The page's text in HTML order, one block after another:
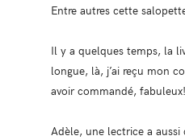
Entre autres cette
Il y a quelques temps, la
longue, là, j’ai reçu mon
avoir commandé, fabuleux!
Adèle, une lectrice a aussi